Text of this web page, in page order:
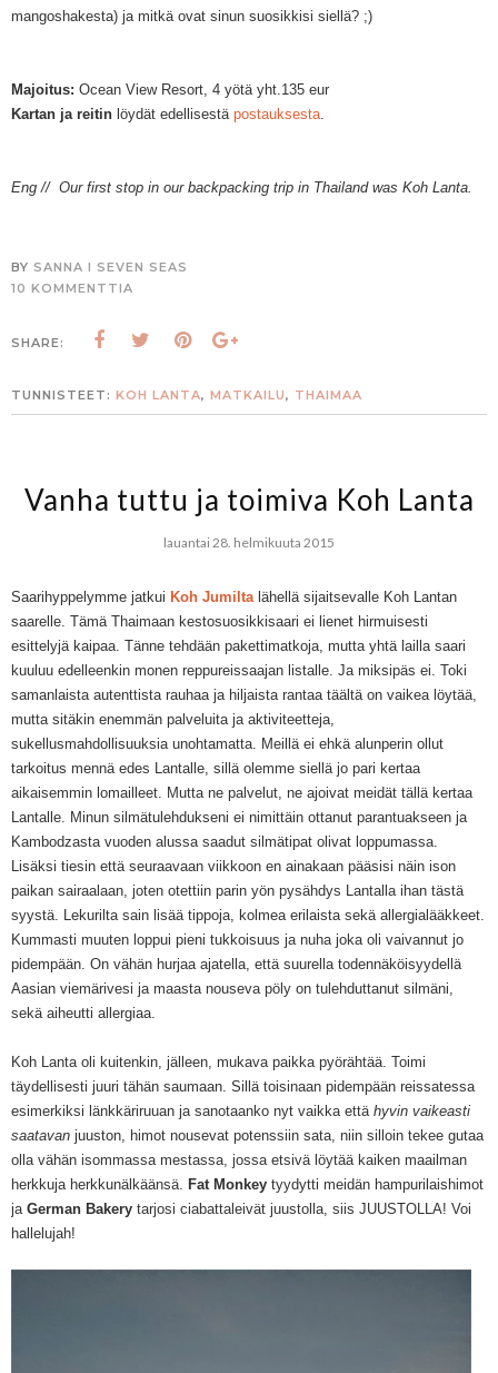
mangoshakesta) ja mitkä ovat sinun suosikkisi siellä? ;)
Majoitus: Ocean View Resort, 4 yötäyht.135 eur
Kartan ja reitin löydät edellisestä postauksesta.
Eng // Our first stop in our backpacking trip in Thailand was Koh Lanta.
BY SANNA I SEVEN SEAS
10 KOMMENTTIA
SHARE:
TUNNISTEET: KOH LANTA, MATKAILU, THAIMAA
Vanha tuttu ja toimiva Koh Lanta
lauantai 28. helmikuuta 2015
Saarihyppelymme jatkui Koh Jumiltalähellä sijaitsevalle Koh Lantan
saarelle. Tämä Thaimaan kestosuosikkisaari ei lienet hirmuisesti
esittelyjä kaipaa. Tänne tehdään pakettimatkoja, mutta yhtä lailla saari
kuuluu edelleenkin monen reppureissaajan listalle. Ja miksipäs ei. Toki
samanlaista autenttista rauhaa ja hiljaista rantaa täältä on vaikea löytää,
mutta sitäkin enemmän palveluita ja aktiviteetteja,
sukellusmahdollisuuksia unohtamatta. Meillä ei ehkä alunperin ollut
tarkoitus mennä edes Lantalle, sillä olemme siellä jo pari kertaa
aikaisemmin lomailleet. Mutta ne palvelut, ne ajoivat meidät tällä kertaa
Lantalle. Minun silmätulehdukseni ei nimittäin ottanut parantuakseen ja
Kambodzasta vuoden alussa saadut silmätipat olivat loppumassa.
Lisäksi tiesin että seuraavaan viikkoon en ainakaan pääsisi näin ison
paikan sairaalaan, joten otettiin parin yön pysähdys Lantalla ihan tästä
syystä. Lekurilta sain lisää tippoja, kolmea erilaista sekä allergialääkkeet.
Kummasti muuten loppui pieni tukkoisuus ja nuha joka oli vaivannut jo
pidempään. On vähän hurjaa ajatella, että suurella todennäköisyydellä
Aasian viemärivesi ja maasta nouseva pöly on tulehduttanut silmäni,
sekä aiheutti allergiaa.
Koh Lanta oli kuitenkin, jälleen, mukava paikka pyörähtää. Toimi
täydellisesti juuri tähän saumaan. Sillä toisinaan pidempään reissatessa
esimerkiksi länkkäriruuan ja sanotaanko nyt vaikka että hyvin vaikeasti
saatavan juuston, himot nousevat potenssiin sata, niin silloin tekee gutaa
olla vähän isommassa mestassa, jossa etsivä löytää kaiken maailman
herkkuja herkkunälkäänsä. Fat Monkey tyydytti meidän hampurilaishimot
ja German Bakery tarjosi ciabattaleivät juustolla, siis JUUSTOLLA! Voi
hallelujah!